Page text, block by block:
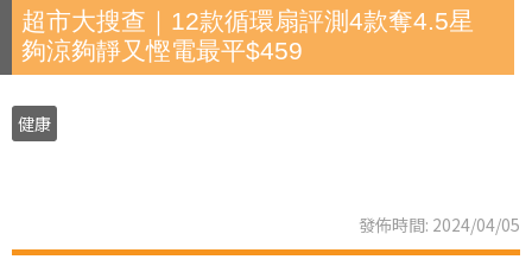
超市大搜查｜12款循環扇評測4款奪4.5星
夠涼夠靜又慳電最平$459
健康
發佈時間: 2024/04/05